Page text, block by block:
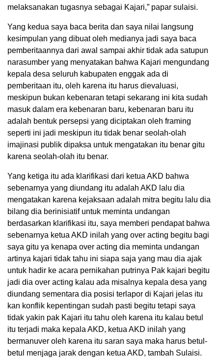
melaksanakan tugasnya sebagai Kajari,” papar sulaisi.
Yang kedua saya baca berita dan saya nilai langsung
kesimpulan yang dibuat oleh medianya jadi saya baca
pemberitaannya dari awal sampai akhir tidak ada satupun
narasumber yang menyatakan bahwa Kajari mengundang
kepala desa seluruh kabupaten enggak ada di
pemberitaan itu, oleh karena itu harus dievaluasi,
meskipun bukan kebenaran tetapi sekarang ini kita sudah
masuk dalam era kebenaran baru, kebenaran baru itu
adalah bentuk persepsi yang diciptakan oleh framing
seperti ini jadi meskipun itu tidak benar seolah-olah
imajinasi publik dipaksa untuk mengatakan itu benar gitu
karena seolah-olah itu benar.
Yang ketiga itu ada klarifikasi dari ketua AKD bahwa
sebenarnya yang diundang itu adalah AKD lalu dia
mengatakan karena kejaksaan adalah mitra begitu lalu dia
bilang dia berinisiatif untuk meminta undangan
berdasarkan klarifikasi itu, saya memberi pendapat bahwa
sebenarnya ketua AKD inilah yang over acting begitu bagi
saya gitu ya kenapa over acting dia meminta undangan
artinya kajari tidak tahu ini siapa saja yang mau dia ajak
untuk hadir ke acara pernikahan putrinya Pak kajari begitu
jadi dia over acting kalau ada misalnya kepala desa yang
diundang sementara dia posisi terlapor di Kajari jelas itu
kan konflik kepentingan sudah pasti begitu tetapi saya
tidak yakin pak Kajari itu tahu oleh karena itu kalau betul
itu terjadi maka kepala AKD, ketua AKD inilah yang
bermanuver oleh karena itu saran saya maka harus betul-
betul menjaga jarak dengan ketua AKD, tambah Sulaisi.